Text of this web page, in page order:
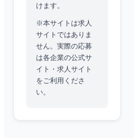
けます。
※本サイトは求人
サイトではありま
せん。実際の応募
は各企業の公式サ
イト・求人サイト
をご利用くださ
い。